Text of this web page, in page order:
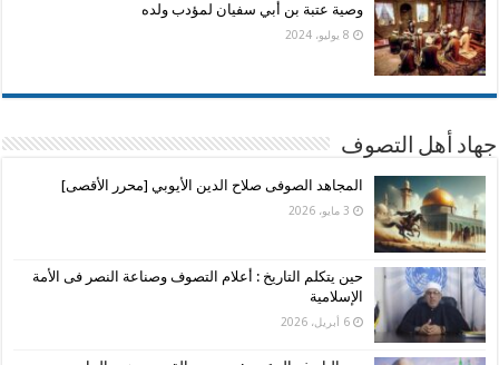
وصية عتبة بن أبي سفيان لمؤدب ولده
8 يوليو، 2024
جهاد أهل التصوف
المجاهد الصوفى صلاح الدين الأيوبي [محرر الأقصى]
3 مايو، 2026
حين يتكلم التاريخ : أعلام التصوف وصناعة النصر فى الأمة
الإسلامية
6 أبريل، 2026